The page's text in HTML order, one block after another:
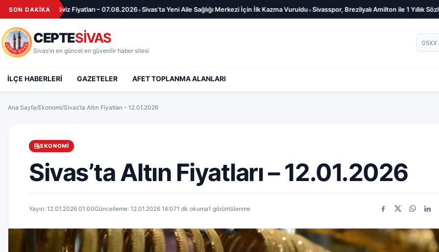
İçeriğe geç
SON DAKİKA
ve Döviz Fiyatları – 07.08.2026•Sivas’ta Yeni Aile Sağlığı Merkezi İçin İlk Kazma Vuruldu•Sivasspor, Brezilyalı Amilton ile 1 Yıllık Sözleşme İmzaladı
CEPTESİVAS
Sivas’ın en güncel en güvenilir haber sitesi
İLÇE HABERLERİ GAZETELER AFET TOPLANMA ALANLARI
Ana Sayfa/Ekonomi/Sivas’ta Altın Fiyatları – 12.01.2026
EKONOMI
Sivas’ta Altın Fiyatları – 12.01.2026
Yayın: 12.01.2026 01:00Güncelleme: 12.01.2026 16:071 dk okuma1 görüntülenme
Facebook
X